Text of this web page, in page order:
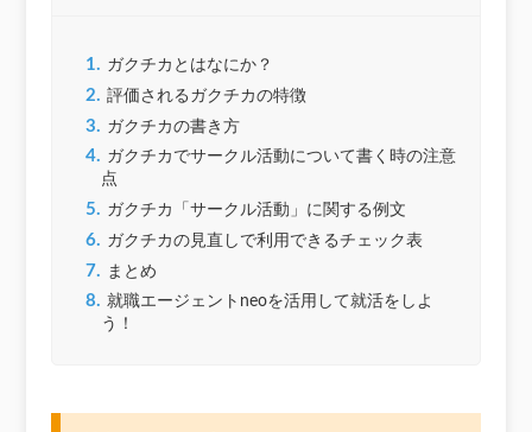
1. ガクチカとはなにか？
2. 評価されるガクチカの特徴
3. ガクチカの書き方
4. ガクチカでサークル活動について書く時の注意
点
5. ガクチカ「サークル活動」に関する例文
6. ガクチカの見直しで利用できるチェック表
7. まとめ
8. 就職エージェントneoを活用して就活をしよ
う！